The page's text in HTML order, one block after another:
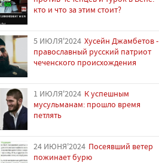
кто и что за этим стоит?
5 ИЮЛЯ'2024 Хусейн Джамбетов -
православный русский патриот
чеченского происхождения
1 ИЮЛЯ'2024 К успешным
мусульманам: прошло время
петлять
24 ИЮНЯ'2024 Посеявший ветер
пожинает бурю